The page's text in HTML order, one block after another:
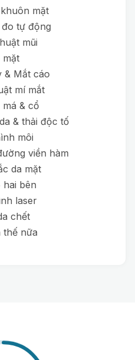
mặt
tự động
mũi
mặt
& Mắt cáo
mí mắt
& cổ
& thải độc tố
môi
viền hàm
da mặt
hai bên
laser
chết
thế nữa